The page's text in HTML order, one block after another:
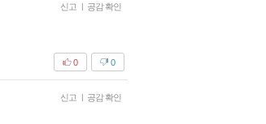
신고 | 공감 확인
0
0
신고 | 공감 확인